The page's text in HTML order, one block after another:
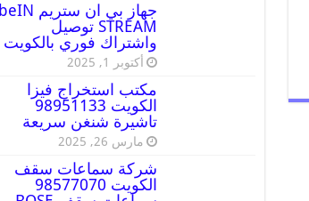
جهاز بي ان ستريم beIN
STREAM توصيل
واشتراك فوري بالكويت
أكتوبر 1, 2025
مكتب استخراج فيزا
الكويت 98951133
تاشيرة شنغن سريعة
مارس 26, 2025
شركة سماعات سقف
الكويت 98577070